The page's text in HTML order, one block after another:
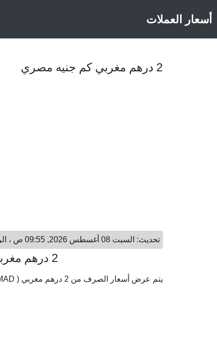
أسعار العملات
2 درهم مغربي كم جنيه مصري
تحديث: السبت 08 أغسطس 2026, 09:55 ص ، الرباط - السبت 08 أغسطس 2026, 11:55 ص ، القاهرة
2 درهم مغربي = 10.67 جنيه مصري
يتم عرض أسعار الصرف من 2 درهم مغربي ( MAD) إلى الجنيه المصري ( EGP) وفقا لأحدث أسعار الصرف.